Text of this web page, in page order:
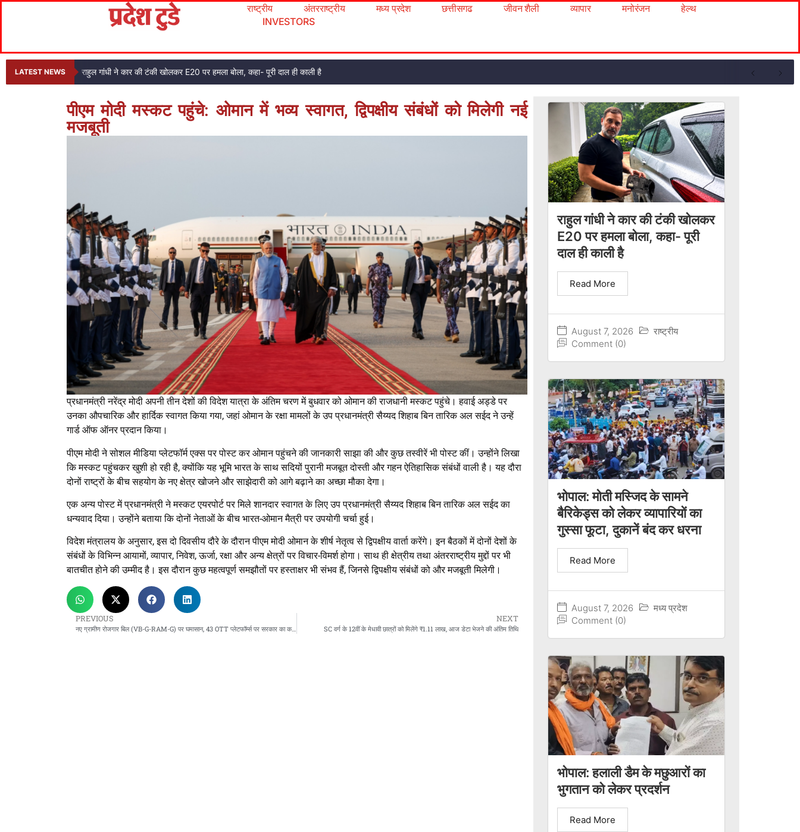
राष्ट्रीय अंतरराष्ट्रीय मध्य प्रदेश छत्तीसगढ जीवन शैली व्यापार मनोरंजन
हेल्थ
INVESTORS
LATEST NEWS राहुल गांधी ने कार की टंकी खोलकर E20 पर हमला बोला, कहा- पूरी दाल ही काली है
पीएम मोदी मस्कट पहुंचे: ओमान में भव्य स्वागत, द्विपक्षीय संबंधों को मिलेगी नई
मजबूती
प्रधानमंत्री नरेंद्र मोदी अपनी तीन देशों की विदेश यात्रा के अंतिम चरण में बुधवार को ओमान की राजधानी मस्कट पहुंचे। हवाई अड्डे पर
उनका औपचारिक और हार्दिक स्वागत किया गया, जहां ओमान के रक्षा मामलों के उप प्रधानमंत्री सैय्यद शिहाब बिन तारिक अल सईद ने उन्हें
गार्ड ऑफ ऑनर प्रदान किया।
पीएम मोदी ने सोशल मीडिया प्लेटफॉर्म एक्स पर पोस्ट कर ओमान पहुंचने की जानकारी साझा की और कुछ तस्वीरें भी पोस्ट कीं। उन्होंने लिखा
कि मस्कट पहुंचकर खुशी हो रही है, क्योंकि यह भूमि भारत के साथ सदियों पुरानी मजबूत दोस्ती और गहन ऐतिहासिक संबंधों वाली है। यह दौरा
दोनों राष्ट्रों के बीच सहयोग के नए क्षेत्र खोजने और साझेदारी को आगे बढ़ाने का अच्छा मौका देगा।
एक अन्य पोस्ट में प्रधानमंत्री ने मस्कट एयरपोर्ट पर मिले शानदार स्वागत के लिए उप प्रधानमंत्री सैय्यद शिहाब बिन तारिक अल सईद का
धन्यवाद दिया। उन्होंने बताया कि दोनों नेताओं के बीच भारत-ओमान मैत्री पर उपयोगी चर्चा हुई।
विदेश मंत्रालय के अनुसार, इस दो दिवसीय दौरे के दौरान पीएम मोदी ओमान के शीर्ष नेतृत्व से द्विपक्षीय वार्ता करेंगे। इन बैठकों में दोनों देशों के
संबंधों के विभिन्न आयामों, व्यापार, निवेश, ऊर्जा, रक्षा और अन्य क्षेत्रों पर विचार-विमर्श होगा। साथ ही क्षेत्रीय तथा अंतरराष्ट्रीय मुद्दों पर भी
बातचीत होने की उम्मीद है। इस दौरान कुछ महत्वपूर्ण समझौतों पर हस्ताक्षर भी संभव हैं, जिनसे द्विपक्षीय संबंधों को और मजबूती मिलेगी।
PREVIOUS
नए ग्रामीण रोजगार बिल (VB-G-RAM-G) पर घमासान, 43 OTT प्लेटफॉर्म्स पर सरकार का कड़ा एक्शन
NEXT
SC वर्ग के 12वीं के मेधावी छात्रों को मिलेंगे ₹1.11 लाख, आज डेटा भेजने की अंतिम तिथि
राहुल गांधी ने कार की टंकी खोलकर
E20 पर हमला बोला, कहा- पूरी
दाल ही काली है
August 7, 2026
राष्ट्रीय
Comment (0)
Read More
भोपाल: मोती मस्जिद के सामने
बैरिकेड्स को लेकर व्यापारियों का
गुस्सा फूटा, दुकानें बंद कर धरना
August 7, 2026
मध्य प्रदेश
Comment (0)
Read More
भोपाल: हलाली डैम के मछुआरों का
भुगतान को लेकर प्रदर्शन
Read More